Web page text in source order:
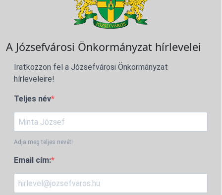
A Józsefvárosi Önkormányzat hírlevelei
Iratkozzon fel a Józsefvárosi Önkormányzat
hírleveleire!
Teljes név
Adja meg teljes nevét!
Email cím: